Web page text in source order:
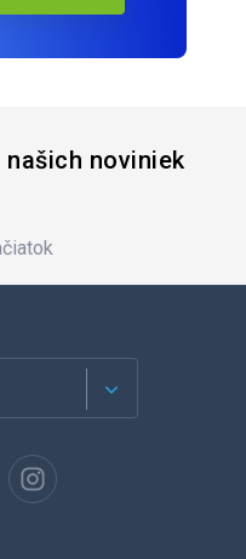
noviniek